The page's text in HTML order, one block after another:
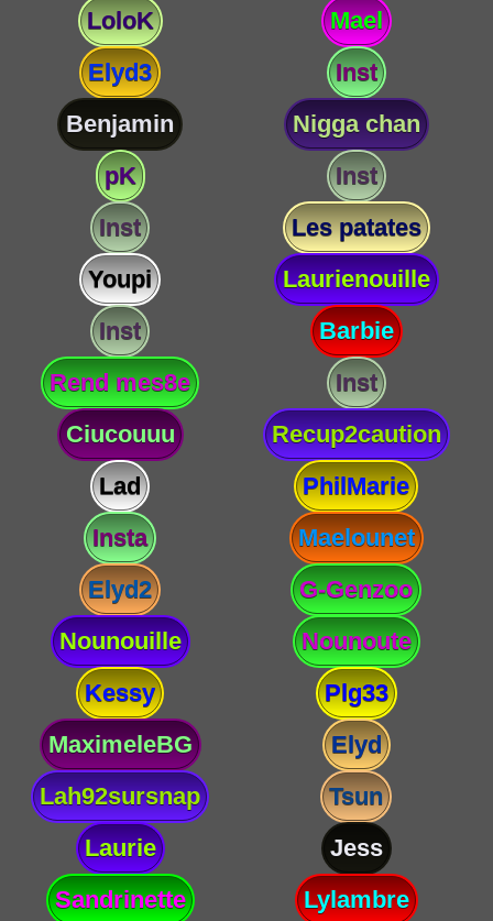
LoloK
Mael
Elyd3
Inst
Benjamin
Nigga chan
pK
Inst
Inst
Les patates
Youpi
Laurienouille
Inst
Barbie
Rend mes8e
Inst
Ciucouuu
Recup2caution
Lad
PhilMarie
Insta
Maelounet
Elyd2
G-Genzoo
Nounouille
Nounoute
Kessy
Plg33
MaximeleBG
Elyd
Lah92sursnap
Tsun
Laurie
Jess
Sandrinette
Lylambre